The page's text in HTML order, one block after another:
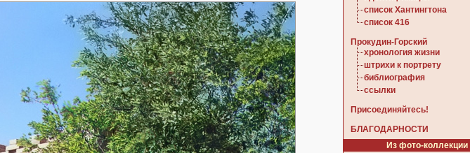
список Хантингтона
список 416
Прокудин-Горский
хронология жизни
штрихи к портрету
библиография
ссылки
Присоединяйтесь!
БЛАГОДАРНОСТИ
Из фото-коллекции